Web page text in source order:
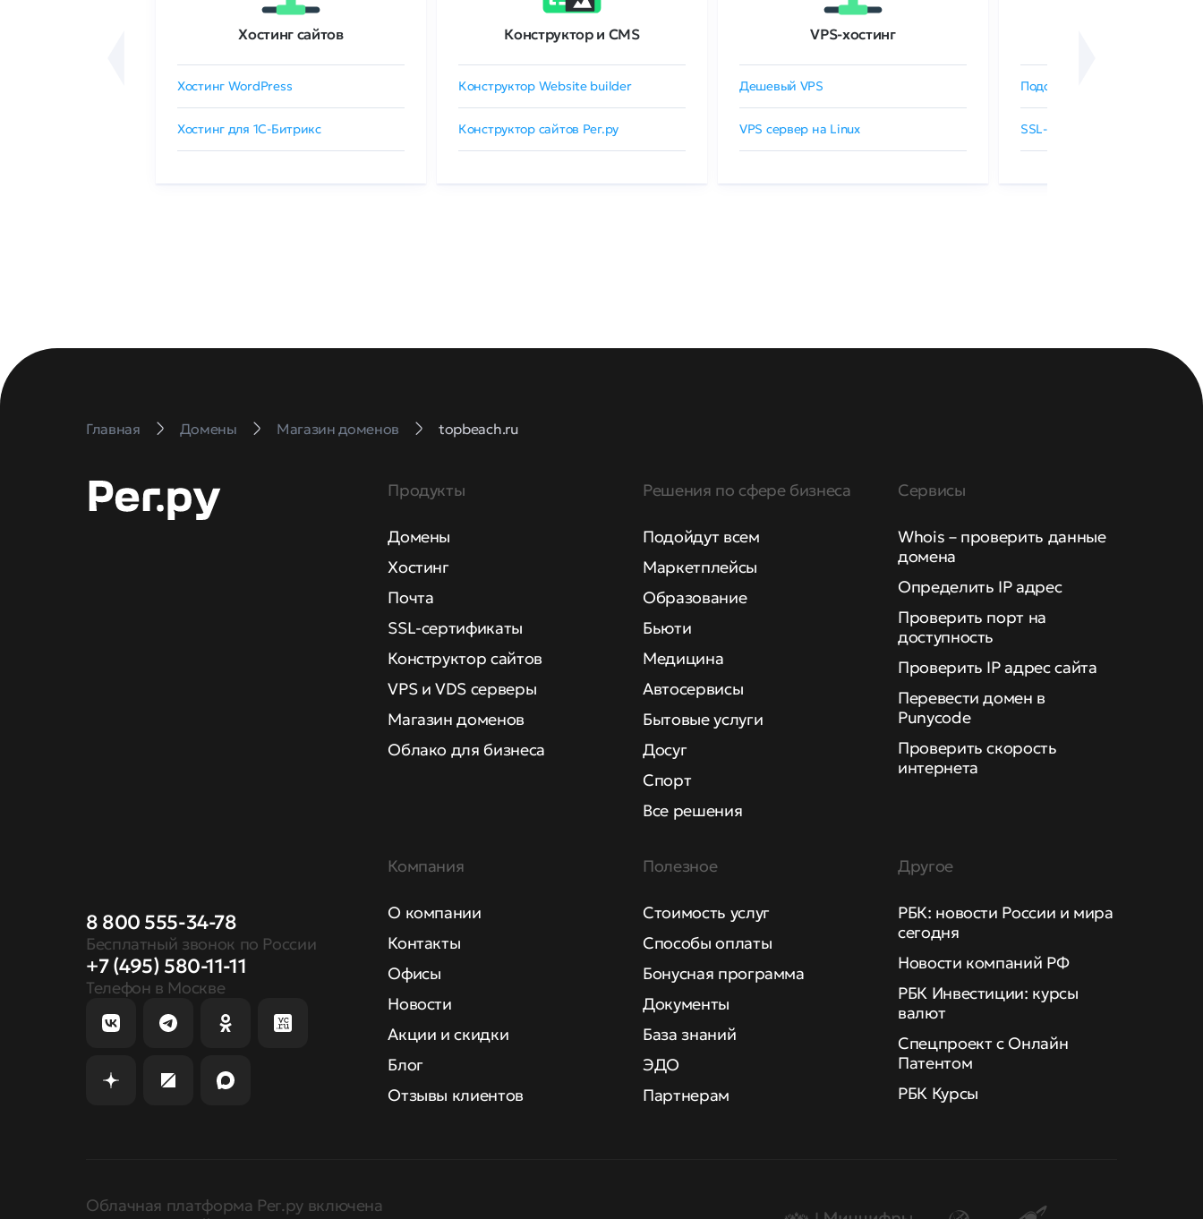
Хостинг сайтов
Хостинг WordPress
Хостинг для 1C-Битрикс
Конструктор и CMS
Конструктор Website builder
Конструктор сайтов Рег.ру
VPS-хостинг
Дешевый VPS
VPS сервер на Linux
Подобрать SSL-сертификат
SSL-сертификаты GlobalSign
Главная Домены Магазин доменов topbeach.ru
8 800 555-34-78
Бесплатный звонок по России
+7 (495) 580-11-11
Телефон в Москве
Продукты
Домены
Хостинг
Почта
SSL-сертификаты
Конструктор сайтов
VPS и VDS серверы
Магазин доменов
Облако для бизнеса
Решения по сфере бизнеса
Подойдут всем
Маркетплейсы
Образование
Бьюти
Медицина
Автосервисы
Бытовые услуги
Досуг
Спорт
Все решения
Сервисы
Whois – проверить данные
домена
Определить IP адрес
Проверить порт на
доступность
Проверить IP адрес сайта
Перевести домен в
Punycode
Проверить скорость
интернета
Компания
О компании
Контакты
Офисы
Новости
Акции и скидки
Блог
Отзывы клиентов
Полезное
Стоимость услуг
Способы оплаты
Бонусная программа
Документы
База знаний
ЭДО
Партнерам
Другое
РБК: новости России и мира
сегодня
Новости компаний РФ
РБК Инвестиции: курсы
валют
Спецпроект с Онлайн
Патентом
РБК Курсы
Облачная платформа Рег.ру включена